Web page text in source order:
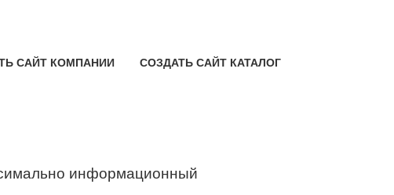
САЙТ КОМПАНИИ СОЗДАТЬ САЙТ КАТАЛОГ
информационный